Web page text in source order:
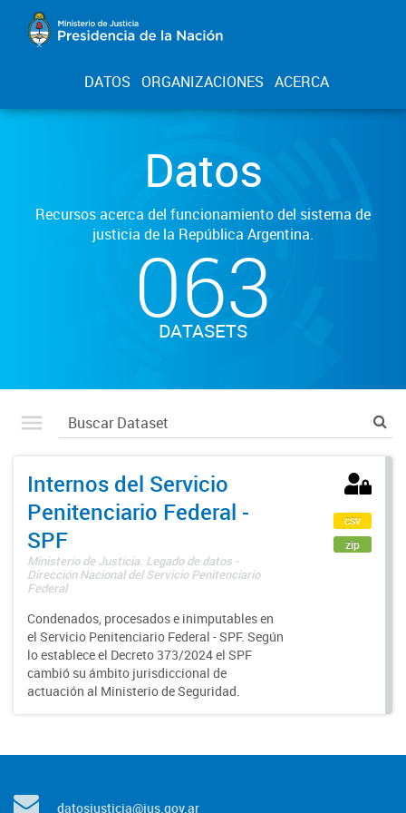
DATOS ORGANIZACIONES ACERCA
Datos
Recursos acerca del funcionamiento del sistema de
justicia de la República Argentina.
063
DATASETS
Internos del Servicio
Penitenciario Federal -
SPF
Ministerio de Justicia. Legado de datos -
Dirección Nacional del Servicio Penitenciario
Federal
Condenados, procesados e inimputables en
el Servicio Penitenciario Federal - SPF. Según
lo establece el Decreto 373/2024 el SPF
cambió su ámbito jurisdiccional de
actuación al Ministerio de Seguridad.
csv
zip
datosjusticia@jus.gov.ar